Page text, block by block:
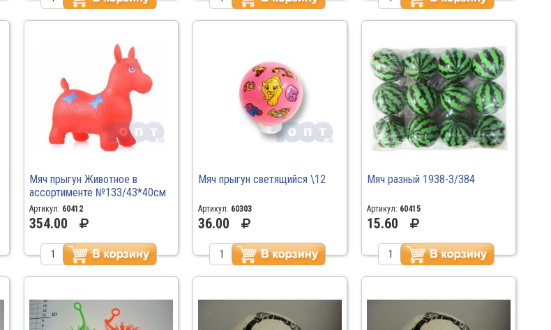
Мяч прыгун Животное в
ассортименте №133/43*40см
\67CL-12-254\ \30
Артикул: 60412
354.00
Мяч прыгун светящийся \12
Артикул: 60303
36.00
Мяч разный 1938-3/384
Артикул: 60415
15.60